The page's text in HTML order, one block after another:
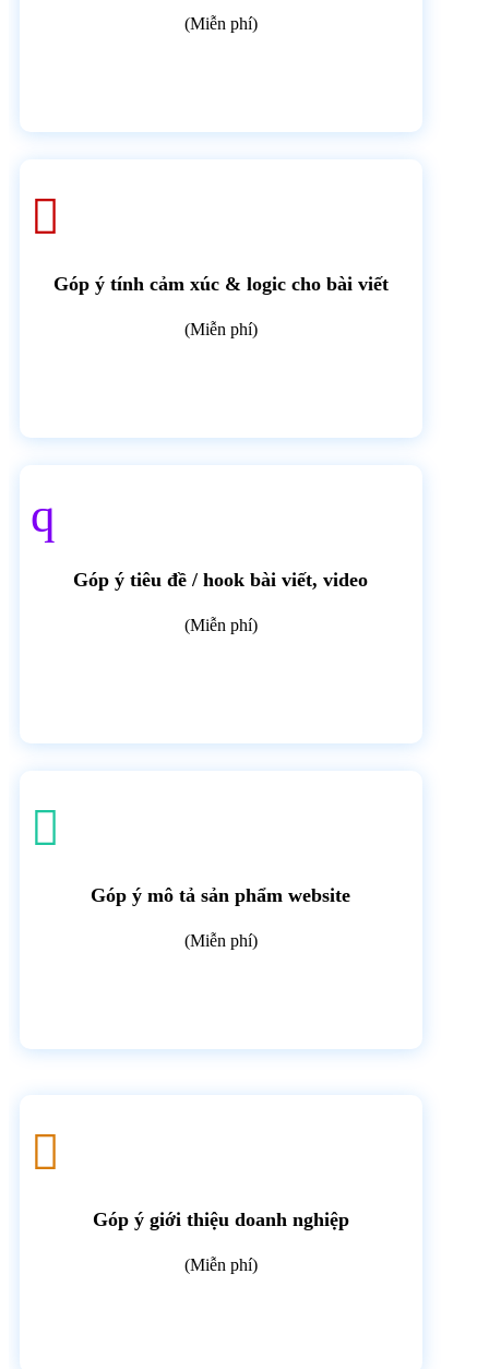
(Miễn phí)

Góp ý tính cảm xúc & logic cho bài viết
(Miễn phí)
q
Góp ý tiêu đề / hook bài viết, video
(Miễn phí)

Góp ý mô tả sản phẩm website
(Miễn phí)

Góp ý giới thiệu doanh nghiệp
(Miễn phí)